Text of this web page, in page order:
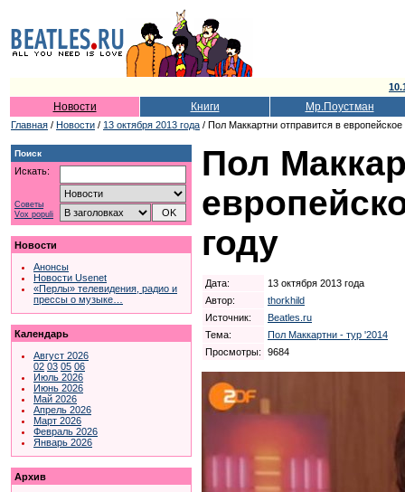
Новости Книги Мр.Поустман
Главная / Новости / 13 октября 2013 года / Пол Маккартни отправится в европейское
Поиск
Искать:
Советы
Vox populi
Новости
Анонсы
Новости Usenet
«Перлы» телевидения, радио и
прессы о музыке…
Календарь
Август 2026
02 03 05 06
Июль 2026
Июнь 2026
Май 2026
Апрель 2026
Март 2026
Февраль 2026
Январь 2026
Архив
Пол
году
Дата:
13 октября 2013 года
Автор:
thorkhild
Источник:
Beatles.ru
Тема:
Пол Маккартни - тур '2014
Просмотры:
9684